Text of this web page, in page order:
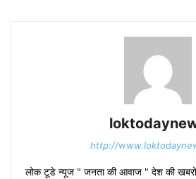
http://
लोक टूडे न्यूज " जनता की आवाज " देश की खबरों